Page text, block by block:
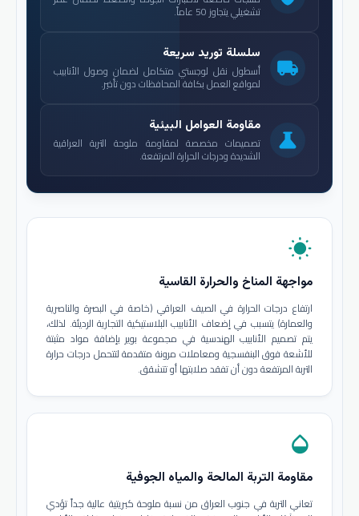
تشغيلي يتجاوز 50 عاماً.
local_shipping
سلسلة توريد سريعة
أسطول نقل لوجستي متكامل لضمان وصول الأنابيب
لمواقع العمل بكافة المحافظات دون تأخير.
science
مقاومة العوامل البيئية
تصميمات مخصصة لمقاومة ملوحة التربة العراقية
الشديدة ودرجات الحرارة المرتفعة.
wb_sunny
مواجهة المناخ والحرارة القاسية
ارتفاع درجات الحرارة في الصيف العراقي (خاصة في البصرة والناصرية
والعمارة) يتسبب في إضعاف الأنابيب البلاستيكية التجارية الرديئة. لذلك،
يتم تصميم الأنابيب الهندسية في مجموعة بوير بإضافة مواد مثبتة
للأشعة فوق البنفسجية ومعاملات مرونة متقدمة لتتحمل درجات حرارة
التربة المرتفعة دون أن تفقد صلابتها أو تتشقق.
opacity
مقاومة التربة المالحة والمياه الجوفية
تعاني التربة في جنوب العراق من نسبة ملوحة كبريتية عالية جداً تؤدي